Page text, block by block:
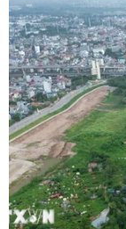
Quan hệ
lực phát